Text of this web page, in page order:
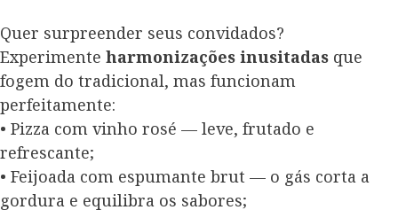
Quer surpreender seus convidados?
Experimente harmonizações inusitadas que
fogem do tradicional, mas funcionam
perfeitamente:
• Pizza com vinho rosé — leve, frutado e
refrescante;
• Feijoada com espumante brut — o gás corta a
gordura e equilibra os sabores;